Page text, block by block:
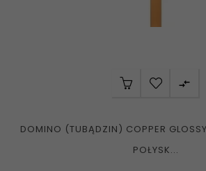

DOMINO (TUBĄDZIN) COPPER
POŁYSK...